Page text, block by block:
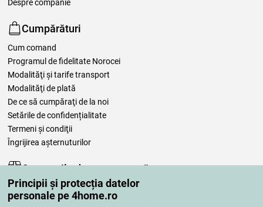
Principii și protecția datelor
personale pe 4home.ro
Despre companie
Cumpărături
Cum comand
Programul de fidelitate Norocei
Modalităţi şi tarife transport
Modalităţi de plată
De ce să cumpăraţi de la noi
Setările de confidențialitate
Termeni şi condiţii
Îngrijirea așternuturilor
Comenzile dumneavoastră
Contul meu
Revizuirea comenzilor